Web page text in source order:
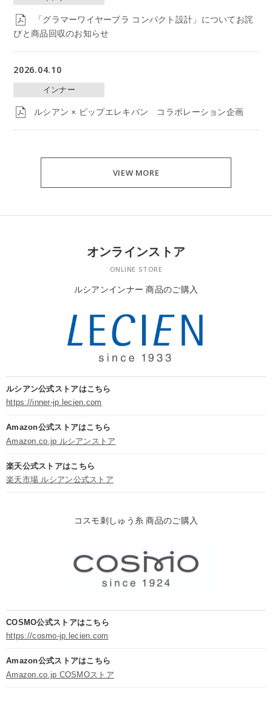
「グラマーワイヤーブラ コンパクト設計」についてお詫
びと商品回収のお知らせ
2026.04.10
インナー
ルシアン × ピップエレキバン コラボレーション企画
VIEW MORE
オンラインストア
ONLINE STORE
ルシアンインナー 商品のご購入
ルシアン公式ストアはこちら
https://inner-jp.lecien.com
Amazon公式ストアはこちら
Amazon.co.jp ルシアンストア
楽天公式ストアはこちら
楽天市場 ルシアン公式ストア
コスモ刺しゅう糸 商品のご購入
COSMO公式ストアはこちら
https://cosmo-jp.lecien.com
Amazon公式ストアはこちら
Amazon.co.jp COSMOストア